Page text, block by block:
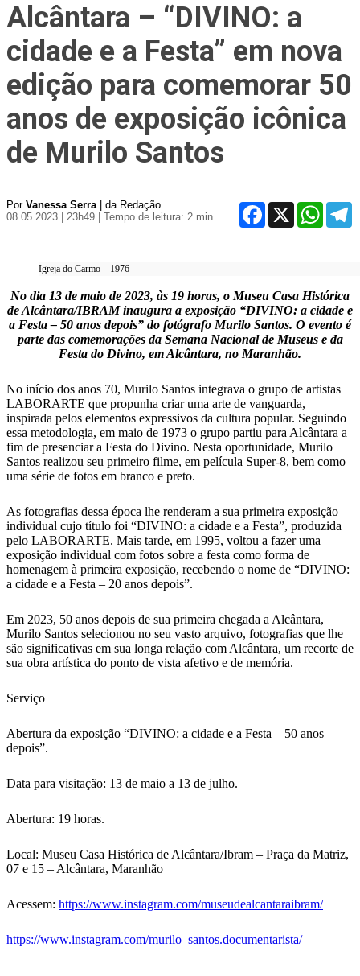
Alcântara – “DIVINO: a
cidade e a Festa” em nova
edição para comemorar 50
anos de exposição icônica
de Murilo Santos
Por Vanessa Serra| da Redação
08.05.2023 | 23h49
| Tempo de leitura: 2 min
Facebook
X
Igreja do Carmo – 1976
No dia 13 de maio de 2023, às 19 horas, o Museu Casa Histórica
de Alcântara/IBRAM inaugura a exposição “DIVINO: a cidade e
a Festa – 50 anos depois” do fotógrafo Murilo Santos. O evento é
parte das comemorações da Semana Nacional de Museus e da
Festa do Divino, em Alcântara, no Maranhão.
No início dos anos 70, Murilo Santos integrava o grupo de artistas
LABORARTE que propunha criar uma arte de vanguarda,
inspirada pelos elementos expressivos da cultura popular. Seguindo
essa metodologia, em maio de 1973 o grupo partiu para Alcântara a
fim de presenciar a Festa do Divino. Nesta oportunidade, Murilo
Santos realizou seu primeiro filme, em película Super-8, bem como
uma série de fotos em branco e preto.
As fotografias dessa época lhe renderam a sua primeira exposição
individual cujo título foi “DIVINO: a cidade e a Festa”, produzida
pelo LABORARTE. Mais tarde, em 1995, voltou a fazer uma
exposição individual com fotos sobre a festa como forma de
homenagem à primeira exposição, recebendo o nome de “DIVINO:
a cidade e a Festa – 20 anos depois”.
Em 2023, 50 anos depois de sua primeira chegada a Alcântara,
Murilo Santos selecionou no seu vasto arquivo, fotografias que lhe
são significativas em sua longa relação com Alcântara, um recorte de
sua obra artística do ponto de vista afetivo e de memória.
Serviço
Abertura da exposição “DIVINO: a cidade e a Festa – 50 anos
depois”.
Data para visitação: 13 de maio a 13 de julho.
Abertura: 19 horas.
Local: Museu Casa Histórica de Alcântara/Ibram – Praça da Matriz,
07 e 15 – Alcântara, Maranhão
Acessem: https://www.instagram.com/museudealcantaraibram/
https://www.instagram.com/murilo_santos.documentarista/